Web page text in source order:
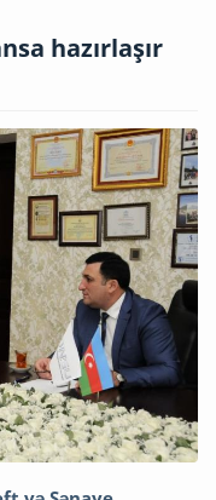
hazırlaşır